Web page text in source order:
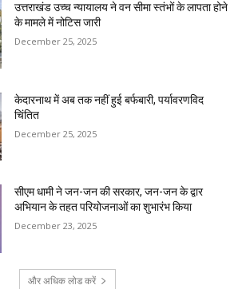
उत्तराखंड उच्च न्यायालय ने वन सीमा स्तंभों के लापता होने
के मामले में नोटिस जारी
December 25, 2025
केदारनाथ में अब तक नहीं हुई बर्फबारी, पर्यावरणविद
चिंतित
December 25, 2025
सीएम धामी ने जन-जन की सरकार, जन-जन के द्वार
अभियान के तहत परियोजनाओं का शुभारंभ किया
December 23, 2025
और अधिक लोड करें